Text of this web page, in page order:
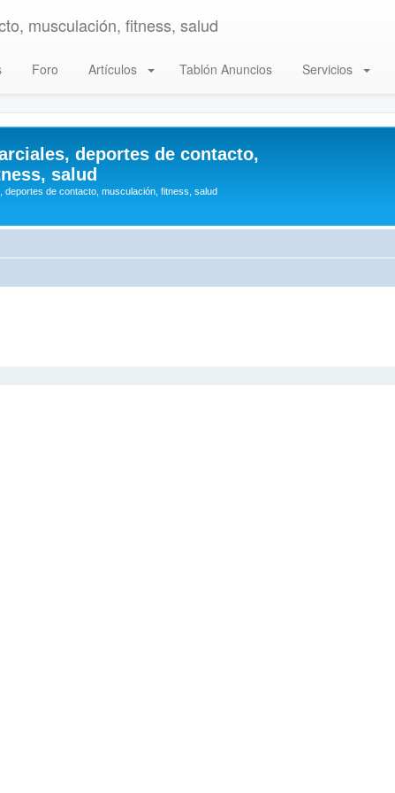
musculación, fitness, salud
Foro Artículos Tablón Anuncios Servicios
deportes de contacto,
salud
deportes de contacto, musculación, fitness, salud